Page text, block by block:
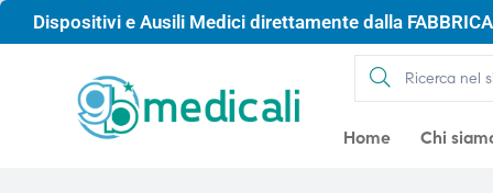
Dispositivi e Ausili Medici direttamente dalla
Home Chi